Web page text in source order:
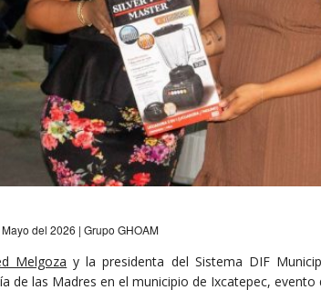
del 2026 | Grupo GHOAM
Melgoza y la presidenta del Sistema DIF
de las Madres en el municipio de Ixcatepec,